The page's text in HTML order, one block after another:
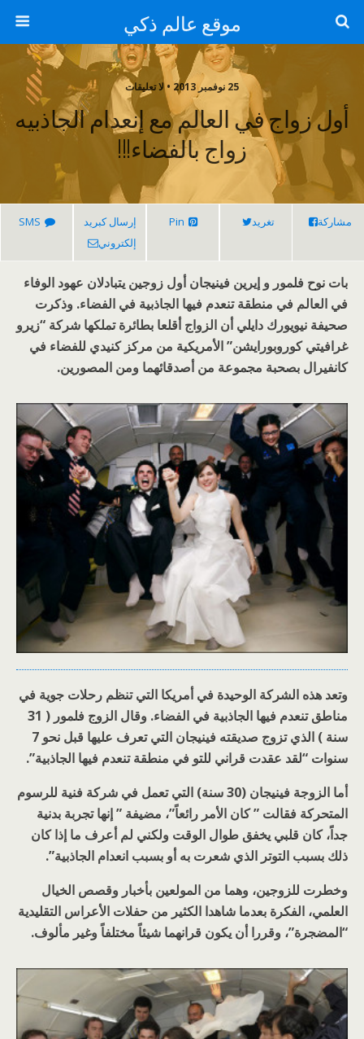
موقع عالم ذكي
25 نوفمبر 2013 • لا تعليقات
أول زواج في العالم مع إنعدام الجاذبيه
زواج بالفضاء!!!
مشاركة تغريد Pin
إرسال كبريد
إلكتروني
SMS
بات نوح فلمور و إيرين فينيجان أول زوجين يتبادلان عهود الوفاء
في العالم في منطقة تنعدم فيها الجاذبية في الفضاء. وذكرت
صحيفة نيويورك دايلي أن الزواج أقلعا بطائرة تملكها شركة “زيرو
غرافيتي كوروبورايشن” الأمريكية من مركز كنيدي للفضاء في
كانفيرال بصحبة مجموعة من أصدقائهما ومن المصورين.
وتعد هذه الشركة الوحيدة في أمريكا التي تنظم رحلات جوية في
مناطق تنعدم فيها الجاذبية في الفضاء. وقال الزوج فلمور ( 31
سنة ) الذي تزوج صديقته فينيجان التي تعرف عليها قبل نحو 7
سنوات “لقد عقدت قراني للتو في منطقة تنعدم فيها الجاذبية”.
أما الزوجة فينيجان (30 سنة) التي تعمل في شركة فنية للرسوم
المتحركة فقالت ” كان الأمر رائعاً”، مضيفة ” إنها تجربة بدنية
جداً، كان قلبي يخفق طوال الوقت ولكني لم أعرف ما إذا كان
ذلك بسبب التوتر الذي شعرت به أو بسبب انعدام الجاذبية”.
وخطرت للزوجين، وهما من المولعين بأخبار وقصص الخيال
العلمي، الفكرة بعدما شاهدا الكثير من حفلات الأعراس التقليدية
“المضجرة”، وقررا أن يكون قرانهما شيئاً مختلفاً وغير مألوف.